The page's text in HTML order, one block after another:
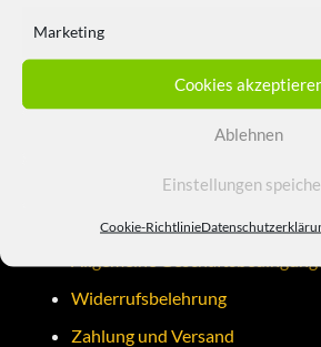
Marketing
Cookies
Ablehnen
Einstellungen
Cookie-Richtlinie
info@ame-
Widerrufsbelehrung
Zahlung und Versand